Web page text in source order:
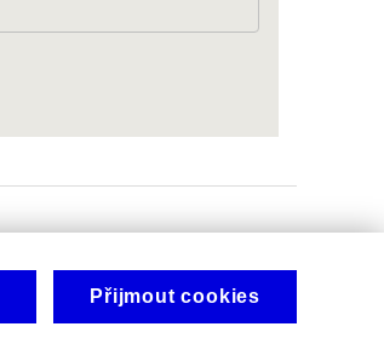
Přijmout cookies